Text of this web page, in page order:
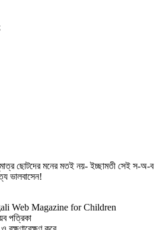
ছোটদের মনের মতই নয়- ইচ্ছামতী সেই স-অ-ব
ভালবাসেন!
Web Magazine for Children
পত্রিকা